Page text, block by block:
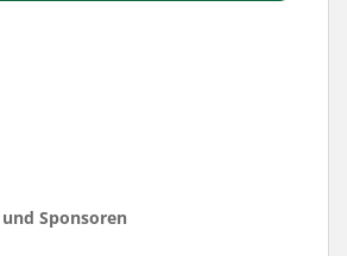
Sponsoren